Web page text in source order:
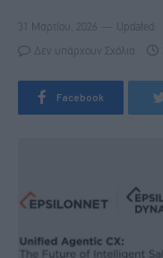
31 Μαρτίου, 2026 Updated:
Δεν υπάρχουν Σχόλια
Facebook